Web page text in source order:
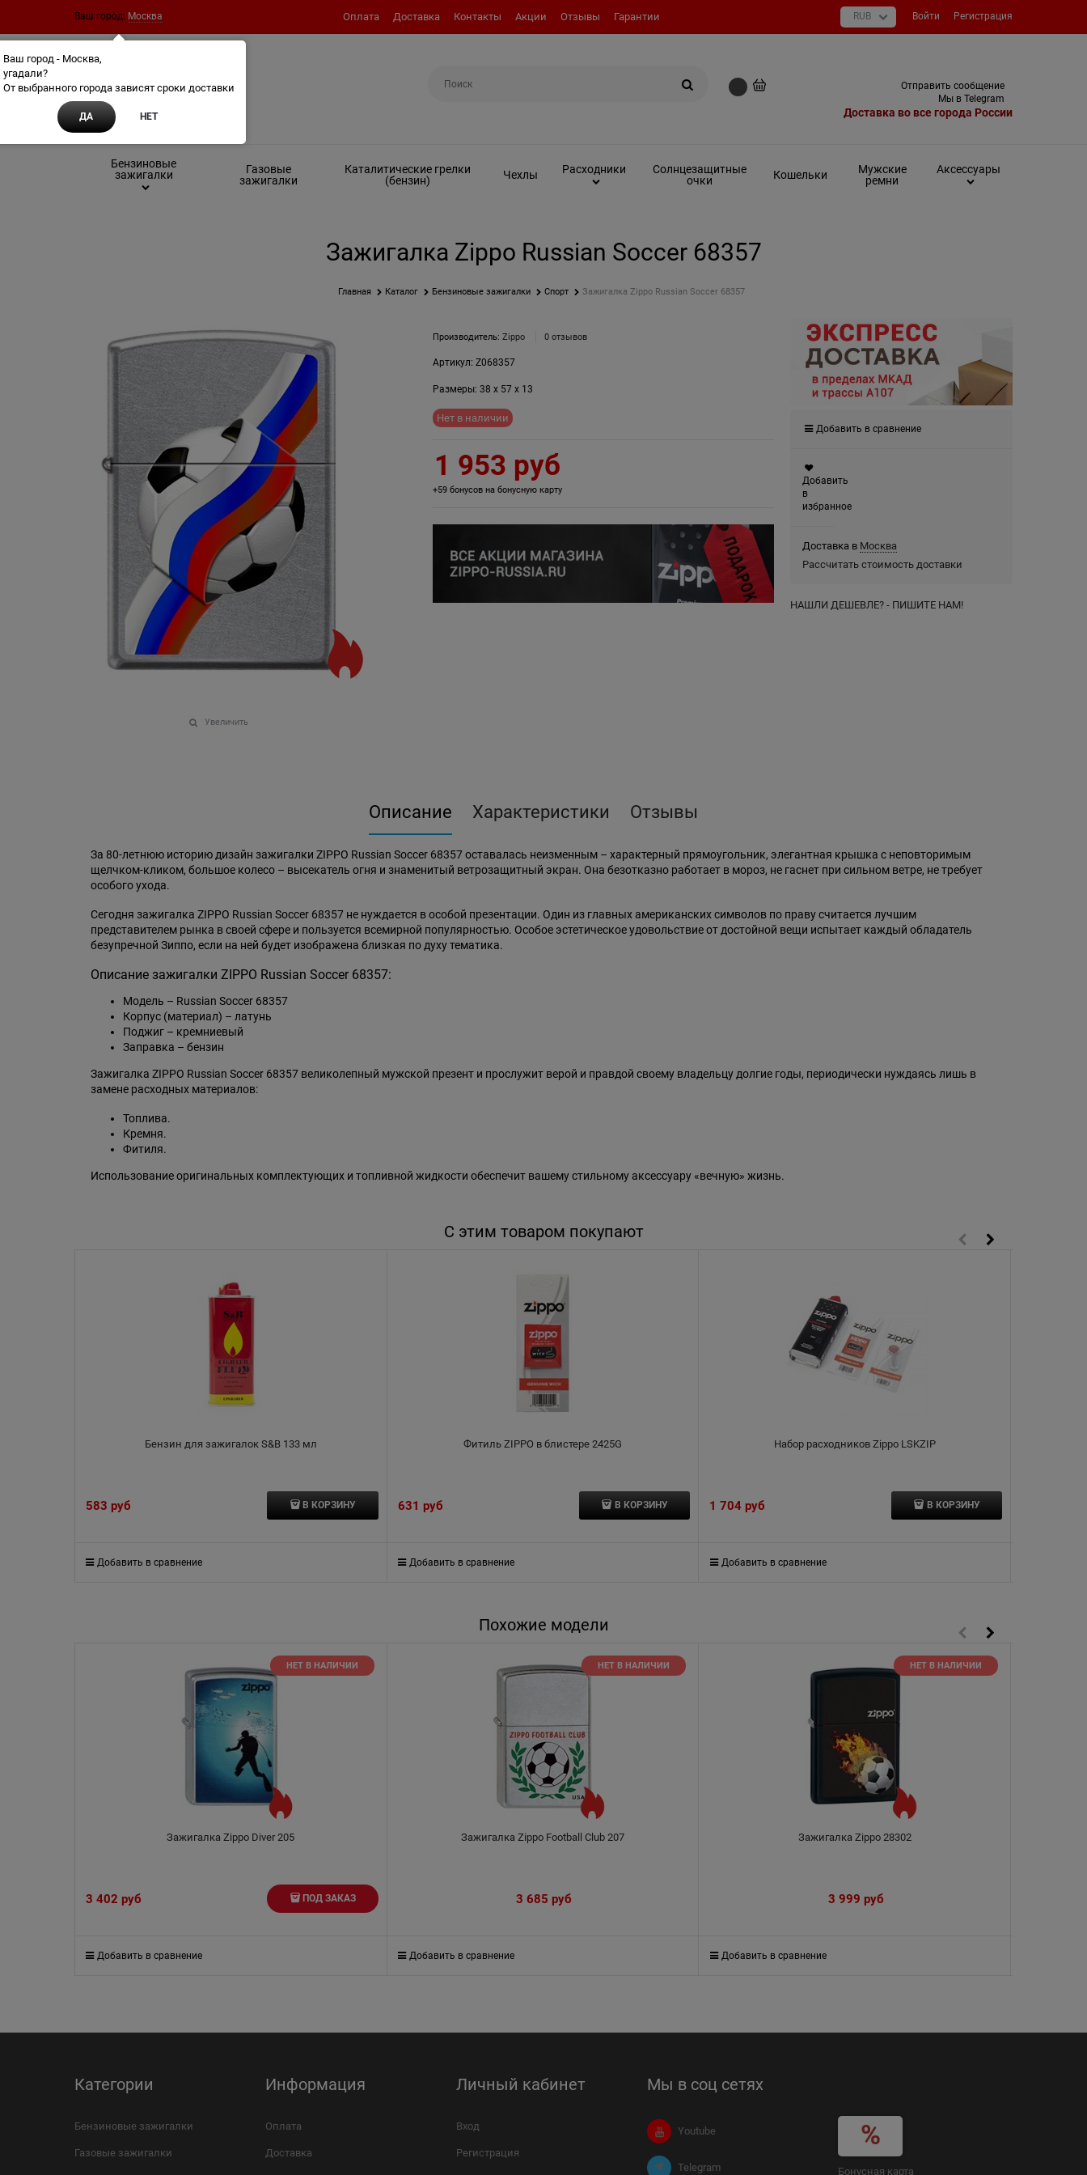
Ваш город: Москва Оплата Доставка Контакты Акции Отзывы Гарантии Войти Регистрация
Отправить сообщение
Мы в Telegram
Доставка во все города России
Бензиновые
зажигалки
Газовые
зажигалки
Каталитические грелки
(бензин)
Чехлы Расходники
Солнцезащитные
очки
Кошельки
Мужские
ремни
Аксессуары
Зажигалка Zippo Russian Soccer 68357
Главная Каталог Бензиновые зажигалки Спорт Зажигалка Zippo Russian Soccer 68357
Увеличить
Производитель: Zippo 0 отзывов
Артикул: Z068357
Размеры: 38 x 57x 13
Нет в наличии
1 953 руб
+59 бонусов на бонусную карту
Добавить в сравнение
Добавить
в
избранное
Доставка в Москва
Рассчитать стоимость доставки
НАШЛИ ДЕШЕВЛЕ? - ПИШИТЕ НАМ!
Описание Характеристики Отзывы
За 80-летнюю историю дизайн зажигалки ZIPPO Russian Soccer 68357 оставалась неизменным – характерный прямоугольник, элегантная крышка с неповторимым
щелчком-кликом, большое колесо – высекатель огня и знаменитый ветрозащитный экран. Она безотказно работает в мороз, не гаснет при сильном ветре, не требует
особого ухода.
Сегодня зажигалка ZIPPO Russian Soccer 68357 не нуждается в особой презентации. Один из главных американских символов по праву считается лучшим
представителем рынка в своей сфере и пользуется всемирной популярностью. Особое эстетическое удовольствие от достойной вещи испытает каждый обладатель
безупречной Зиппо, если на ней будет изображена близкая по духу тематика.
Описание зажигалки ZIPPO Russian Soccer 68357:
Модель – Russian Soccer 68357
Корпус (материал) – латунь
Поджиг – кремниевый
Заправка – бензин
Зажигалка ZIPPO Russian Soccer 68357 великолепный мужской презент и прослужит верой и правдой своему владельцу долгие годы, периодически нуждаясь лишь в
замене расходных материалов:
Топлива.
Кремня.
Фитиля.
Использование оригинальных комплектующих и топливной жидкости обеспечит вашему стильному аксессуару «вечную» жизнь.
С этим товаром покупают
Бензин для зажигалок S&B 133 мл
583 руб В КОРЗИНУ
Добавить в сравнение
Фитиль ZIPPO в блистере 2425G
631 руб В КОРЗИНУ
Добавить в сравнение
Набор расходников Zippo LSKZIP
1 704 руб В КОРЗИНУ
Добавить в сравнение
Похожие модели
Зажигалка Zippo Diver 205
НЕТ В НАЛИЧИИ
3 402 руб ПОД ЗАКАЗ
Добавить в сравнение
Зажигалка Zippo Football Club 207
НЕТ В НАЛИЧИИ
3 685 руб
Добавить в сравнение
Зажигалка Zippo 28302
НЕТ В НАЛИЧИИ
3 999 руб
Добавить в сравнение
Категории
Бензиновые зажигалки
Газовые зажигалки
Информация
Оплата
Доставка
Личный кабинет
Вход
Регистрация
Мы в соц сетях
Youtube
Telegram Бонусная карта
Ваш город - Москва,
угадали?
От выбранного города зависят сроки доставки
ДА НЕТ